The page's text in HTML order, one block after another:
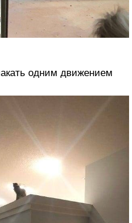
одним движением